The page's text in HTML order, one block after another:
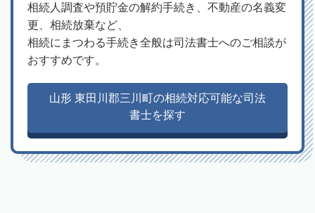
相続人調査や預貯金の解約手続き、不動産の名義変
更、相続放棄など、
相続にまつわる手続き全般は司法書士へのご相談が
おすすめです。
山形 東田川郡三川町の相続対応可能な司法
書士を探す